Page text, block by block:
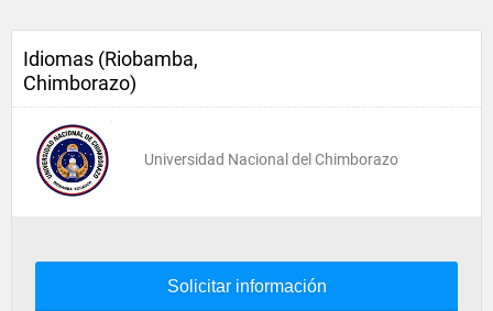
Idiomas (Riobamba,
Chimborazo)
Universidad Nacional del Chimborazo
Solicitar información